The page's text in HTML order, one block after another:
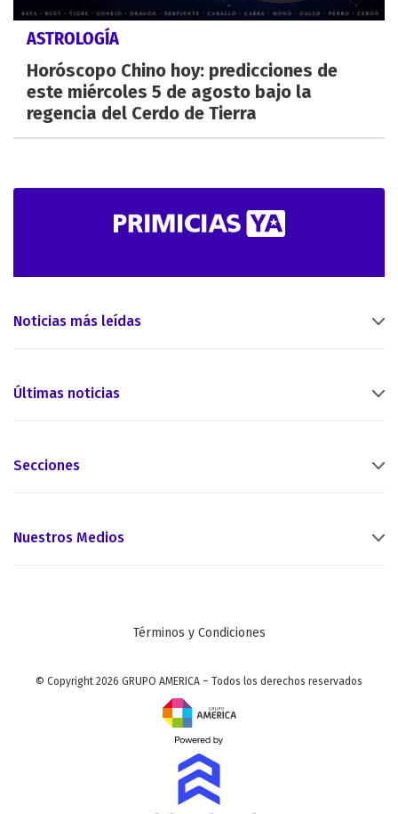
ASTROLOGÍA
Horóscopo Chino hoy: predicciones de
este miércoles 5 de agosto bajo la
regencia del Cerdo de Tierra
Noticias más leídas
Últimas noticias
Secciones
Nuestros Medios
Términos y Condiciones
© Copyright 2026 GRUPO AMERICA – Todos los derechos reservados